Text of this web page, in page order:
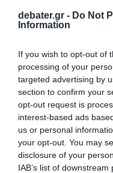
debater.gr - Do Not
Information
If you wish to opt-out of
processing of your
targeted advertising by
section to confirm your
opt-out request is
interest-based ads
us or personal
your opt-out. You may
disclosure of your
IAB’s list of